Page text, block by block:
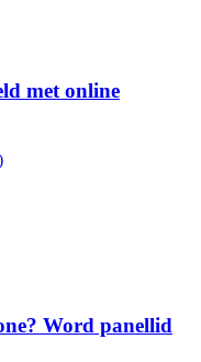
met online
Word panellid